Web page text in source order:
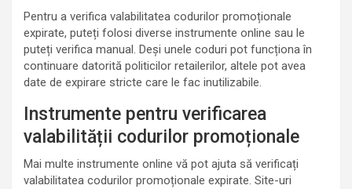
Pentru a verifica valabilitatea codurilor promoționale
expirate, puteți folosi diverse instrumente online sau le
puteți verifica manual. Deși unele coduri pot funcționa în
continuare datorită politicilor retailerilor, altele pot avea
date de expirare stricte care le fac inutilizabile.
Instrumente pentru verificarea
valabilității codurilor promoționale
Mai multe instrumente online vă pot ajuta să verificați
valabilitatea codurilor promoționale expirate. Site-uri